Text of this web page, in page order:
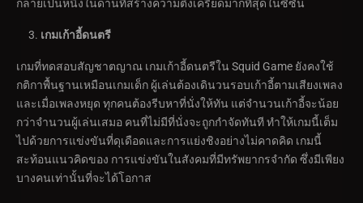
กลายเป็นหนึ่งในด่านที่สร้างความตึงเครียดมากที่สุดในซีซัน
เกมเก้าอี้ดนตรี
เกมที่ทดสอบสัญชาตญาณ เกมเก้าอี้ดนตรีใน Squid Game ยังคงใช้
กติกาพื้นฐานเหมือนเกมเด็ก ผู้เล่นต้องเดินวนรอบเก้าอี้ตามเสียงเพลง
และเมื่อเพลงหยุด ทุกคนต้องรีบหาที่นั่งให้ทัน แต่จำนวนเก้าอี้จะน้อย
กว่าจำนวนผู้เล่นเสมอ คนที่ไม่มีที่นั่งจะถูกกำจัดทันที ทำให้เกมนี้เต็ม
ไปด้วยการแข่งขันที่ดุเดือดและการแย่งชิงอย่างไม่คาดคิด เกมนี้
สะท้อนแนวคิดของ การแข่งขันในสังคมที่มีทรัพยากรจำกัด ซึ่งมีเพียง
บางคนเท่านั้นที่จะได้โอกาส